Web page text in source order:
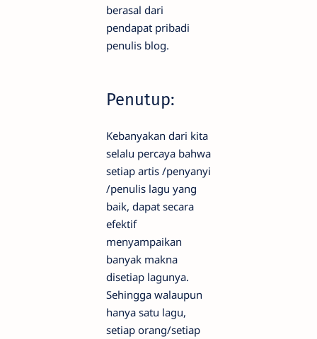
berasal dari
pendapat pribadi
penulis blog.
Penutup:
Kebanyakan dari kita
selalu percaya bahwa
setiap artis /penyanyi
/penulis lagu yang
baik, dapat secara
efektif
menyampaikan
banyak makna
disetiap lagunya.
Sehingga walaupun
hanya satu lagu,
setiap orang/setiap